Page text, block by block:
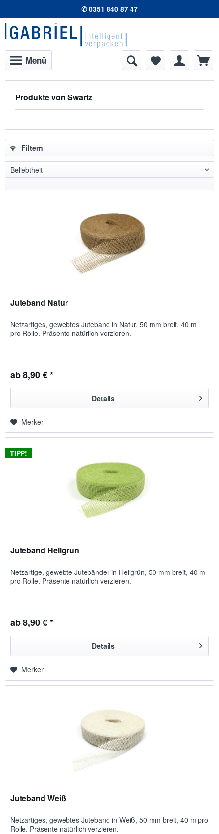
✆ 0351 840 87 47
Menü
Produkte von Swartz
Filtern
Juteband Natur
Netzartiges, gewebtes Juteband in Natur, 50 mm breit, 40 m
pro Rolle. Präsente natürlich verzieren.
ab 8,90 € *
Details
Merken
TIPP!
Juteband Hellgrün
Netzartige, gewebte Jutebänder in Hellgrün, 50 mm breit, 40 m
pro Rolle. Präsente natürlich verzieren.
ab 8,90 € *
Details
Merken
Juteband Weiß
Netzartiges, gewebtes Juteband in Weiß, 50 mm breit, 40 m pro
Rolle. Präsente natürlich verzieren.